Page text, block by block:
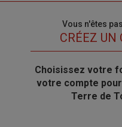
Vous n'êtes
TITRECRÉEZ UN
Body
Choisissez votre
votre compte
Terre de